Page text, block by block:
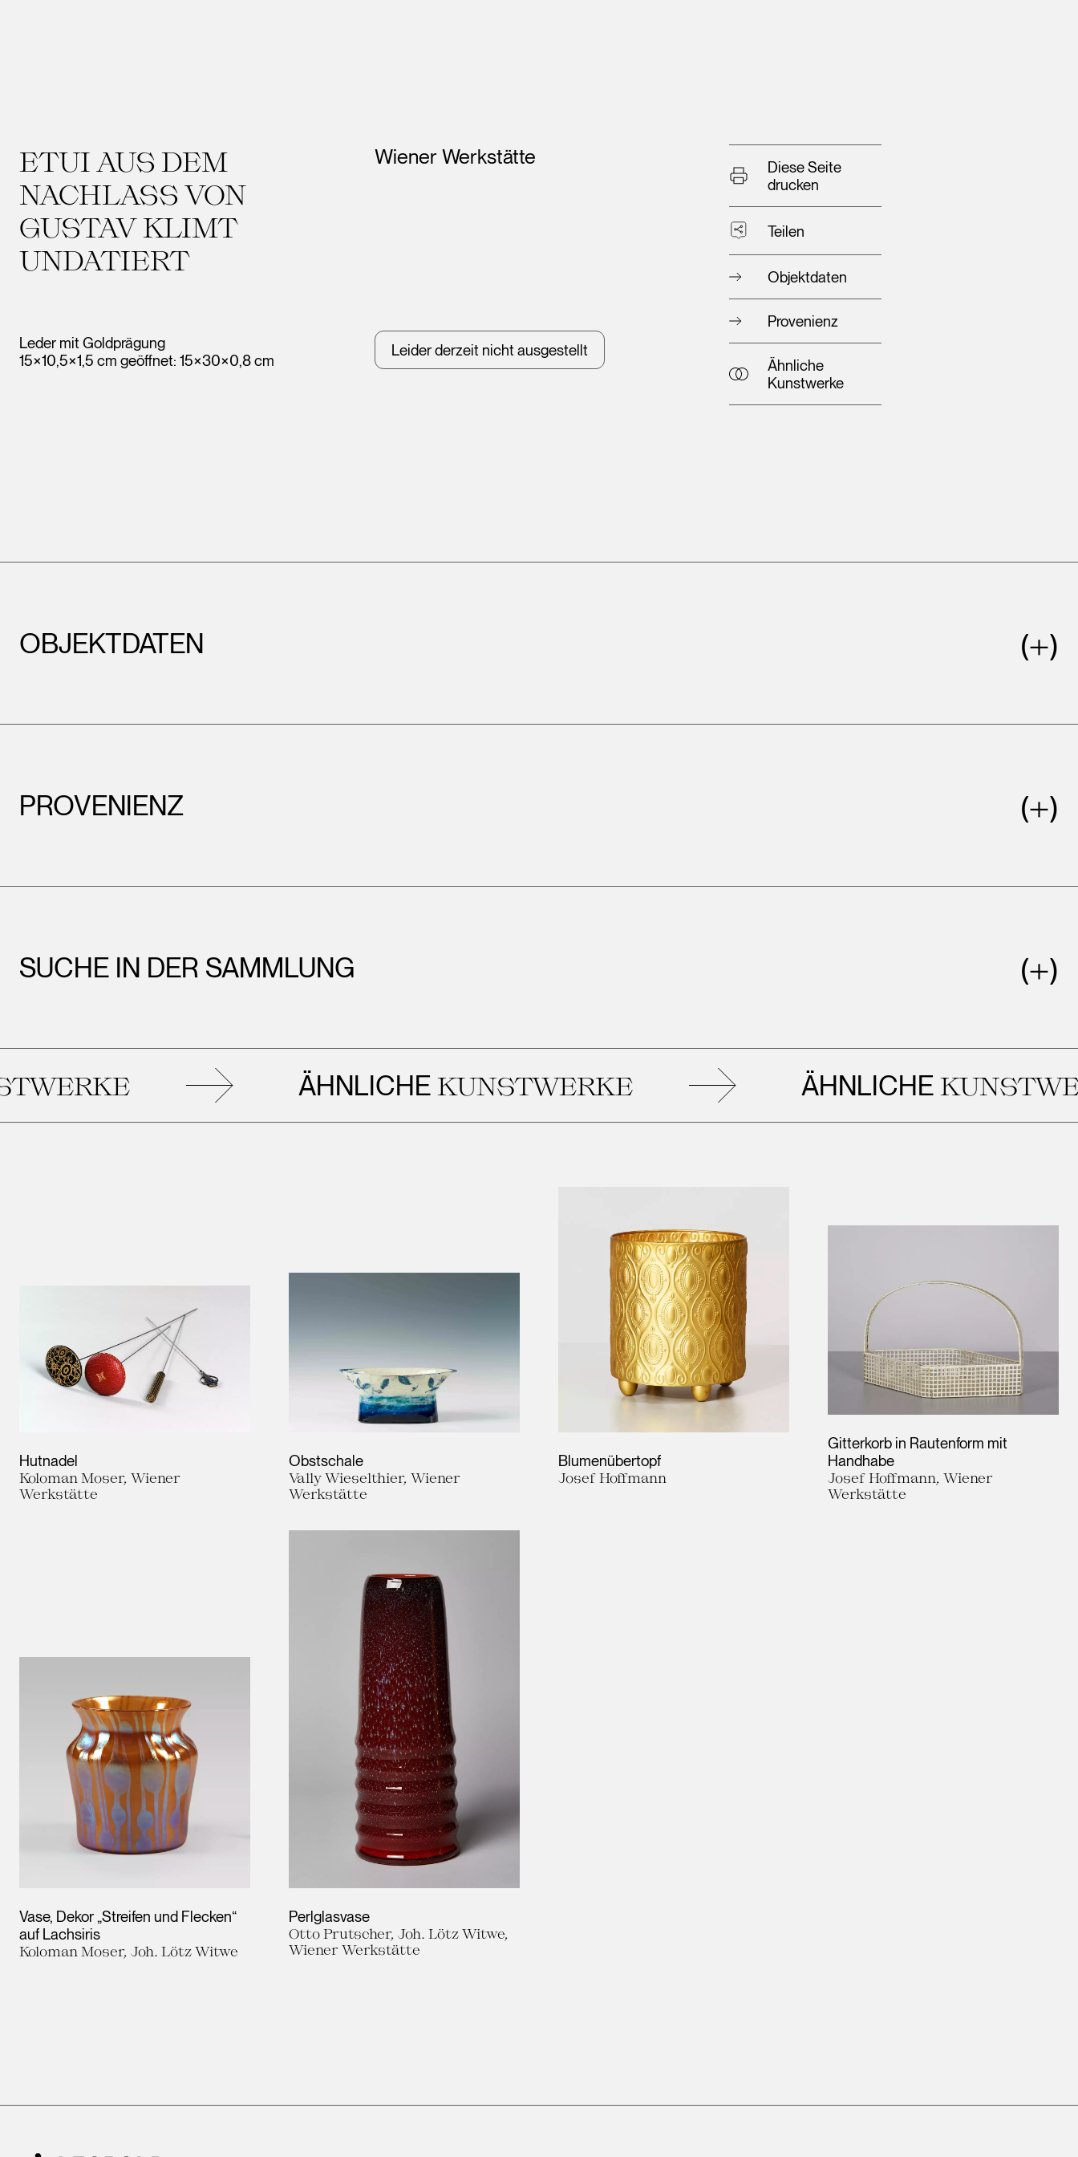
Leopold Museum,
ETUI AUS DEM
NACHLASS VON
GUSTAV KLIMT
UNDATIERT
Leder mit Goldprägung
15×10,5×1,5 cm geöffnet: 15×30×0,8 cm
Künstler*innen
Wiener Werkstätte
Leider derzeit nicht ausgestellt
Diese Seite
drucken
Teilen
Objektdaten
Provenienz
Ähnliche
Kunstwerke
OBJEKTDATEN
PROVENIENZ
SUCHE IN DER SAMMLUNG
ÄHNLICHEKUNSTWERKE ÄHNLICHE
Hutnadel
Koloman Moser, Wiener
Werkstätte
Obstschale
Vally Wieselthier, Wiener
Werkstätte
Blumenübertopf
Josef Hoffmann
Gitterkorb in Rautenform mit
Handhabe
Josef Hoffmann, Wiener
Werkstätte
Vase, Dekor „Streifen und Flecken“
auf Lachsiris
Koloman Moser, Joh. Lötz Witwe
Perlglasvase
Otto Prutscher, Joh. Lötz Witwe,
Wiener Werkstätte